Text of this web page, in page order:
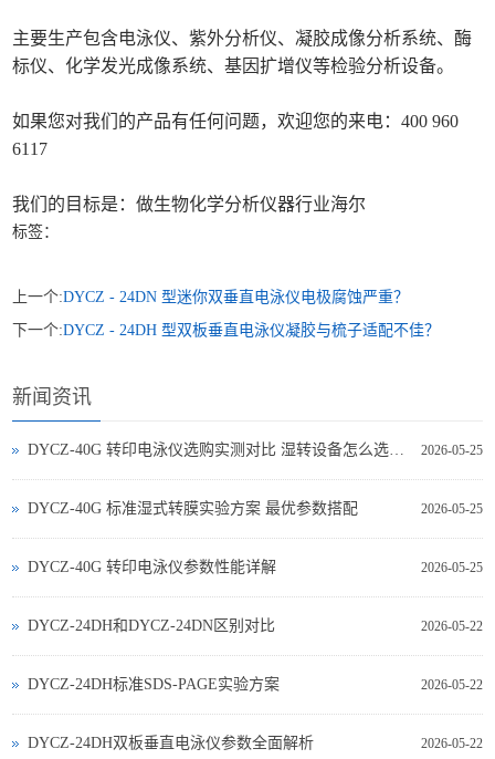
主要生产包含电泳仪、紫外分析仪、凝胶成像分析系统、酶
标仪、化学发光成像系统、基因扩增仪等检验分析设备。
如果您对我们的产品有任何问题，欢迎您的来电：400 960
6117
我们的目标是：做生物化学分析仪器行业海尔
标签：
上一个:DYCZ - 24DN 型迷你双垂直电泳仪电极腐蚀严重？
下一个:DYCZ - 24DH 型双板垂直电泳仪凝胶与梳子适配不佳？
新闻资讯
2026-05-25
DYCZ-40G 转印电泳仪选购实测对比 湿转设备怎么选不踩坑
2026-05-25
DYCZ-40G 标准湿式转膜实验方案 最优参数搭配
2026-05-25
DYCZ-40G 转印电泳仪参数性能详解
2026-05-22
DYCZ-24DH和DYCZ-24DN区别对比
2026-05-22
DYCZ-24DH标准SDS-PAGE实验方案
2026-05-22
DYCZ-24DH双板垂直电泳仪参数全面解析